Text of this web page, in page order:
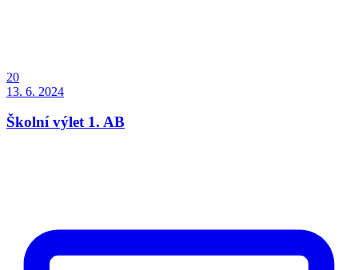
20
13. 6. 2024
Školní výlet 1. AB